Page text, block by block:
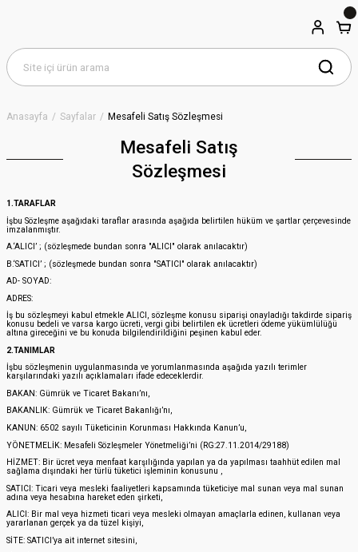
Anasayfa Sayfalar Mesafeli Satış Sözleşmesi
Mesafeli Satış
Sözleşmesi
1.TARAFLAR
İşbu Sözleşme aşağıdaki taraflar arasında aşağıda belirtilen hüküm ve şartlar çerçevesinde
imzalanmıştır.
A.‘ALICI’ ; (sözleşmede bundan sonra "ALICI" olarak anılacaktır)
B.‘SATICI’ ; (sözleşmede bundan sonra "SATICI" olarak anılacaktır)
AD- SOYAD:
ADRES:
İş bu sözleşmeyi kabul etmekle ALICI, sözleşme konusu siparişi onayladığı takdirde sipariş
konusu bedeli ve varsa kargo ücreti, vergi gibi belirtilen ek ücretleri ödeme yükümlülüğü
altına gireceğini ve bu konuda bilgilendirildiğini peşinen kabul eder.
2.TANIMLAR
İşbu sözleşmenin uygulanmasında ve yorumlanmasında aşağıda yazılı terimler
karşılarındaki yazılı açıklamaları ifade edeceklerdir.
BAKAN: Gümrük ve Ticaret Bakanı’nı,
BAKANLIK: Gümrük ve Ticaret Bakanlığı’nı,
KANUN: 6502 sayılı Tüketicinin Korunması Hakkında Kanun’u,
YÖNETMELİK: Mesafeli Sözleşmeler Yönetmeliği’ni (RG:27.11.2014/29188)
HİZMET: Bir ücret veya menfaat karşılığında yapılan ya da yapılması taahhüt edilen mal
sağlama dışındaki her türlü tüketici işleminin konusunu ,
SATICI: Ticari veya mesleki faaliyetleri kapsamında tüketiciye mal sunan veya mal sunan
adına veya hesabına hareket eden şirketi,
ALICI: Bir mal veya hizmeti ticari veya mesleki olmayan amaçlarla edinen, kullanan veya
yararlanan gerçek ya da tüzel kişiyi,
SİTE: SATICI’ya ait internet sitesini,